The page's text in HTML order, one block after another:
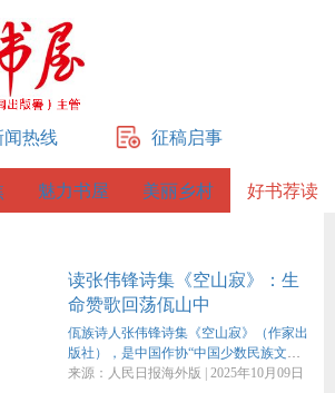
闻热线 征稿启事
魅力书屋 美丽乡村 好书荐读
读张伟锋诗集《空山寂》：生
命赞歌回荡佤山中
佤族诗人张伟锋诗集《空山寂》（作家出
版社），是中国作协“中国少数民族文学
之星丛书”中的一册。诗集共四辑，分别
来源：人民日报海外版 | 2025年10月09日